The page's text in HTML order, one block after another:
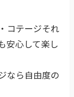
コテージそれ
安心して楽し
なら自由度の